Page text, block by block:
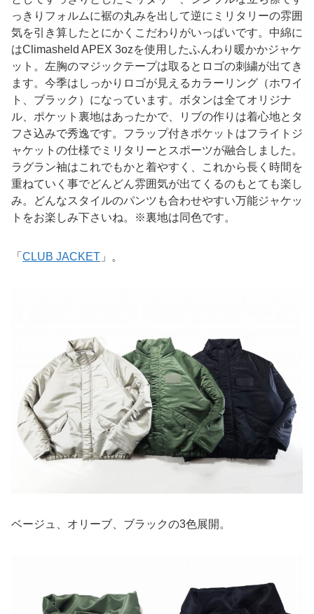
っきりフォルムに裾の丸みを出して逆にミリタリーの雰囲
気を引き算したとにかくこだわりがいっぱいです。中綿に
はClimasheld APEX 3ozを使用したふんわり暖かかジャケ
ット。左胸のマジックテープは取るとロゴの刺繍が出てき
ます。今季はしっかりロゴが見えるカラーリング（ホワイ
ト、ブラック）になっています。ボタンは全てオリジナ
ル、ポケット裏地はあったかで、リブの作りは着心地とタ
フさ込みで秀逸です。フラップ付きポケットはフライトジ
ャケットの仕様でミリタリーとスポーツが融合しました。
ラグラン袖はこれでもかと着やすく、これから長く時間を
重ねていく事でどんどん雰囲気が出てくるのもとても楽し
み。どんなスタイルのパンツも合わせやすい万能ジャケッ
トをお楽しみ下さいね。※裏地は同色です。
「 CLUB JACKET 」。
ベージュ、オリーブ、ブラックの3色展開。